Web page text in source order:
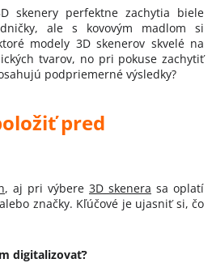
skenery perfektne zachytia biele
ale s kovovým madlom si
modely 3D skenerov skvelé na
tvarov, no pri pokuse zachytiť
podpriemerné výsledky?
pred
, aj pri výbere 3D skenera sa oplatí
značky. Kľúčové je ujasniť si, čo
digitalizovať?